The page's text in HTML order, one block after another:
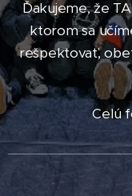
Ďakujeme, že
ktorom sa
rešpektovať,
Celú